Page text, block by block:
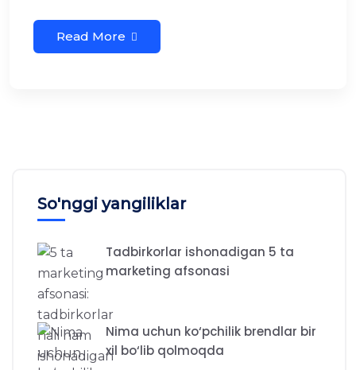
Read More
So'nggi yangiliklar
Tadbirkorlar ishonadigan 5 ta
marketing afsonasi
Nima uchun ko‘pchilik brendlar bir
xil bo‘lib qolmoqda